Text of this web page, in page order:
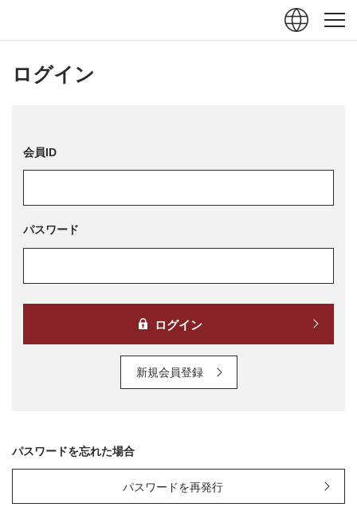
ログイン
会員ID
パスワード
ログイン
新規会員登録
パスワードを忘れた場合
パスワードを再発行